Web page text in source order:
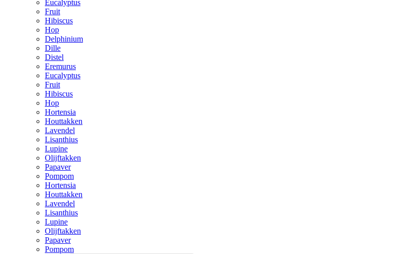
Eucalyptus
Fruit
Hibiscus
Hop
Delphinium
Dille
Distel
Eremurus
Eucalyptus
Fruit
Hibiscus
Hop
Hortensia
Houttakken
Lavendel
Lisanthius
Lupine
Olijftakken
Papaver
Pompom
Hortensia
Houttakken
Lavendel
Lisanthius
Lupine
Olijftakken
Papaver
Pompom